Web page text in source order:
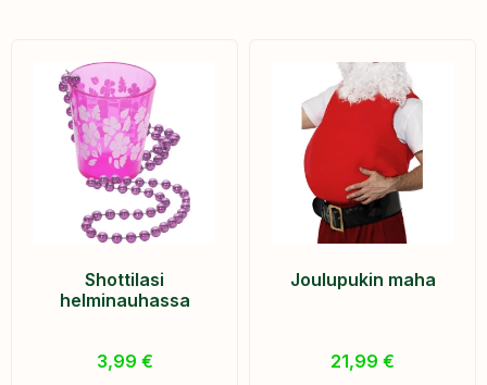
Shottilasi
helminauhassa
3,99 €
Joulupukin maha
21,99 €